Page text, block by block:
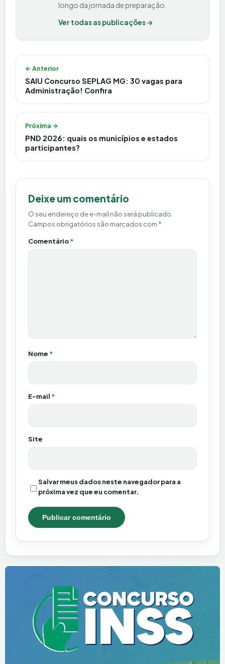
longo da jornada de preparação.
Ver todas as publicações →
Navegação de Post
← Anterior
SAIU Concurso SEPLAG MG: 30 vagas para
Administração! Confira
Próxima →
PND 2026: quais os municípios e estados
participantes?
Deixe um comentário
O seu endereço de e-mail não será publicado.
Campos obrigatórios são marcados com *
Comentário*
Nome *
E-mail *
Site
Salvar meus dados neste navegador para a
próxima vez que eu comentar.